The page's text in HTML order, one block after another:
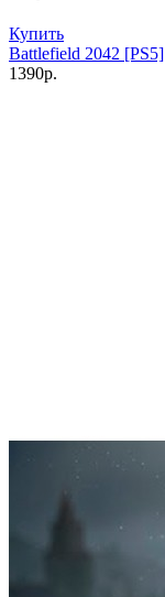
Купить
Battlefield 2042 [PS5]
1390р.